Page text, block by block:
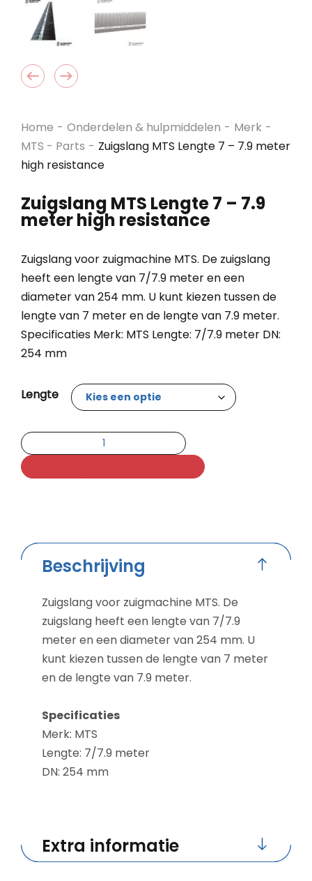
Home - Onderdelen & hulpmiddelen - Merk -
MTS - Parts - Zuigslang MTS Lengte 7 – 7.9 meter
high resistance
Zuigslang MTS Lengte 7 – 7.9
meter high resistance
Zuigslang voor zuigmachine MTS. De zuigslang
heeft een lengte van 7/7.9 meter en een
diameter van 254 mm. U kunt kiezen tussen de
lengte van 7 meter en de lengte van 7.9 meter.
Specificaties Merk: MTS Lengte: 7/7.9 meter DN:
254 mm
Lengte
Beschrijving
Zuigslang voor zuigmachine MTS. De
zuigslang heeft een lengte van 7/7.9
meter en een diameter van 254 mm. U
kunt kiezen tussen de lengte van 7 meter
en de lengte van 7.9 meter.
Specificaties
Merk: MTS
Lengte: 7/7.9 meter
DN: 254 mm
Extra informatie